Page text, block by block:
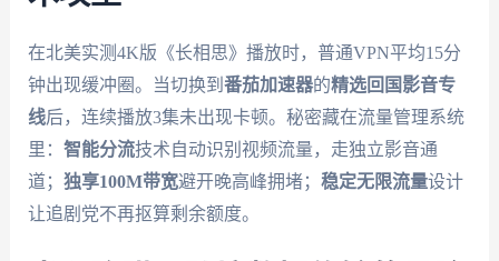
在北美实测4K版《长相思》播放时，普通VPN平均15分
钟出现缓冲圈。当切换到 番茄加速器的精选回国影音专
线后，连续播放3集未出现卡顿。秘密藏在流量管理系统
里： 智能分流技术自动识别视频流量，走独立影音通
道； 独享100M带宽避开晚高峰拥堵； 稳定无限流量设计
让追剧党不再抠算剩余额度。